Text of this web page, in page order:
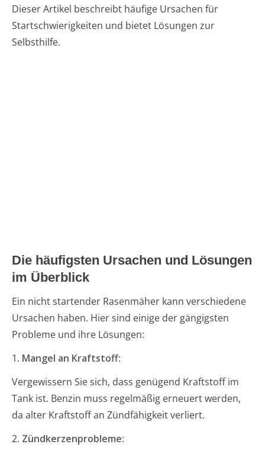
Dieser Artikel beschreibt häufige Ursachen für
Startschwierigkeiten und bietet Lösungen zur
Selbsthilfe.
Die häufigsten Ursachen und Lösungen
im Überblick
Ein nicht startender Rasenmäher kann verschiedene
Ursachen haben. Hier sind einige der gängigsten
Probleme und ihre Lösungen:
1. Mangel an Kraftstoff:
Vergewissern Sie sich, dass genügend Kraftstoff im
Tank ist. Benzin muss regelmäßig erneuert werden,
da alter Kraftstoff an Zündfähigkeit verliert.
2. Zündkerzenprobleme: